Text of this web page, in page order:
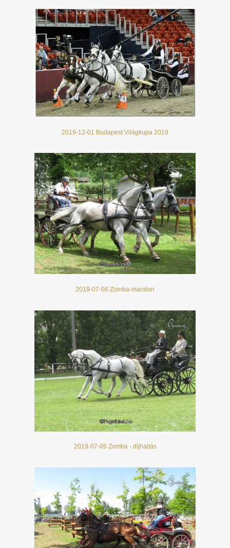
2019-12-01 Budapest Világkupa 2019
2019-07-06 Zomba-maraton
2019-07-05 Zomba - díjhajtás